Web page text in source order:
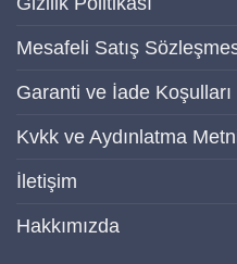
Mesafeli Satış
Garanti ve İade Koşulları
Kvkk ve Aydınlatma
İletişim
Hakkımızda